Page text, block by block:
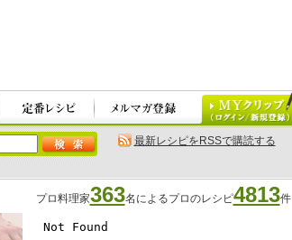
最新レシピをRSSで購読する
プロ料理家363名によるプロのレシピ4813件